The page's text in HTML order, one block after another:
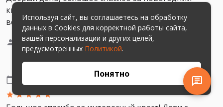
квест, он очень украсил наш праздник, детям было
весело, а с пингвином танцевали и взрослые))
Дарья(2 детей 6 и 7 лет)
Используя сайт, вы соглашаетесь на обработку
данных в Cookies для корректной работы сайта,
вашей персонализации и других целей,
предусмотренных Политикой.
Понятно